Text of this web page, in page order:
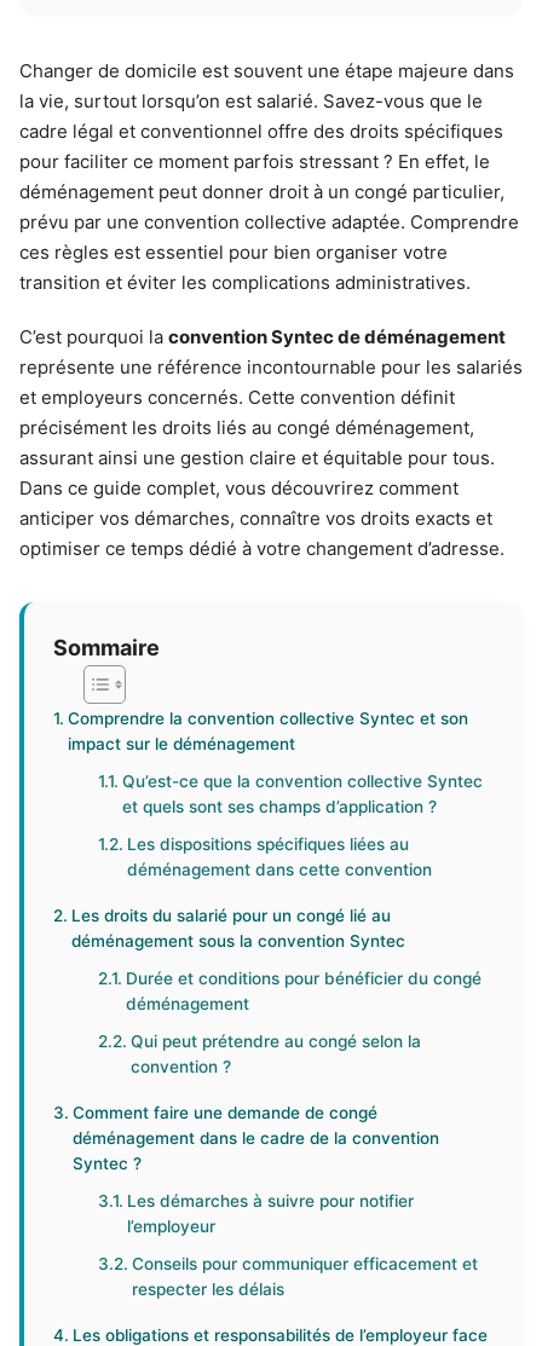
Changer de domicile est souvent une étape majeure dans
la vie, surtout lorsqu’on est salarié. Savez-vous que le
cadre légal et conventionnel offre des droits spécifiques
pour faciliter ce moment parfois stressant ? En effet, le
déménagement peut donner droit à un congé particulier,
prévu par une convention collective adaptée. Comprendre
ces règles est essentiel pour bien organiser votre
transition et éviter les complications administratives.
C’est pourquoi la convention Syntec de déménagement
représente une référence incontournable pour les salariés
et employeurs concernés. Cette convention définit
précisément les droits liés au congé déménagement,
assurant ainsi une gestion claire et équitable pour tous.
Dans ce guide complet, vous découvrirez comment
anticiper vos démarches, connaître vos droits exacts et
optimiser ce temps dédié à votre changement d’adresse.
Sommaire
Comprendre la convention collective Syntec et son
impact sur le déménagement
Qu’est-ce que la convention collective Syntec
et quels sont ses champs d’application ?
Les dispositions spécifiques liées au
déménagement dans cette convention
Les droits du salarié pour un congé lié au
déménagement sous la convention Syntec
Durée et conditions pour bénéficier du congé
déménagement
Qui peut prétendre au congé selon la
convention ?
Comment faire une demande de congé
déménagement dans le cadre de la convention
Syntec ?
Les démarches à suivre pour notifier
l’employeur
Conseils pour communiquer efficacement et
respecter les délais
Les obligations et responsabilités de l’employeur face